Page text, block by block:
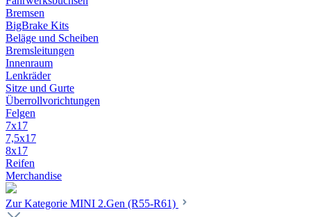
Bremsen
BigBrake Kits
Beläge und Scheiben
Bremsleitungen
Innenraum
Lenkräder
Sitze und Gurte
Überrollvorichtungen
Felgen
7x17
7,5x17
8x17
Reifen
Merchandise
Zur Kategorie MINI 2.Gen (R55-R61)